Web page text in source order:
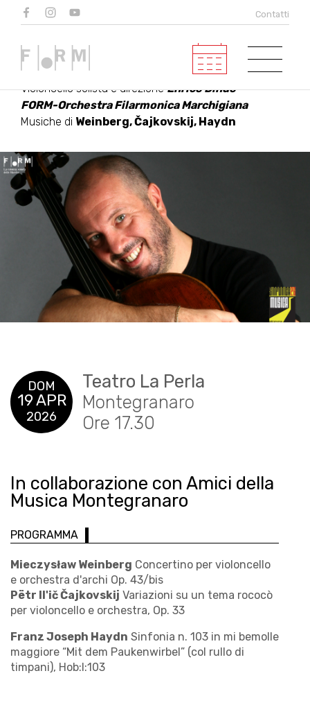
Contatti
ENRICO DINDO E LA
FORM
Violoncello solista e direzioneEnrico Dindo
FORM-Orchestra Filarmonica Marchigiana
Musiche di Weinberg, Čajkovskij, Haydn
DOM
19 APR
2026
Teatro La Perla
Montegranaro
Ore 17.30
In collaborazione con Amici della
Musica Montegranaro
PROGRAMMA
Mieczysław Weinberg Concertino per violoncello
e orchestra d'archi Op. 43/bis
Pëtr Il'ič Čajkovskij Variazioni su un tema rococò
per violoncello e orchestra, Op. 33
Franz Joseph Haydn Sinfonia n. 103 in mi bemolle
maggiore “Mit dem Paukenwirbel” (col rullo di
timpani), Hob:I:103